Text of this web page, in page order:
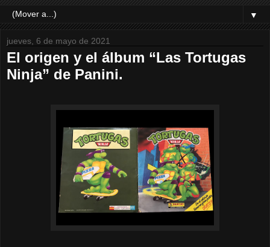
▼
jueves, 6 de mayo de 2021
El origen y el álbum “Las Tortugas
Ninja” de Panini.